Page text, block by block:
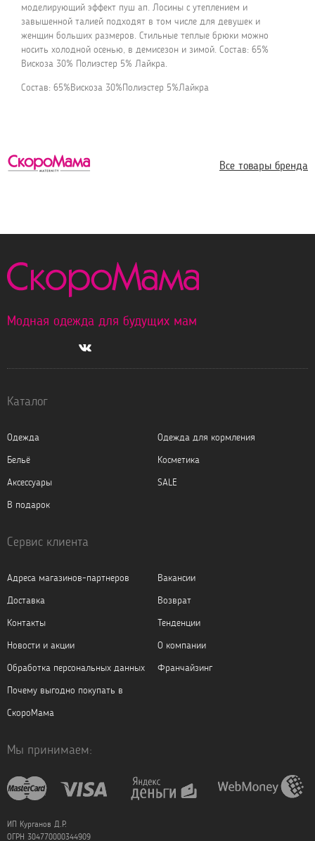
моделирующий эффект пуш ап. Лосины с утеплением и
завышенной талией подходят в том числе для девушек и
женщин больших размеров. Стильные теплые брюки можно
носить холодной осенью, в демисезон и зимой. Состав: 65%
Вискоза 30% Полиэстер 5% Лайкра.
Состав: 65%Вискоза 30%Полиэстер 5%Лайкра
Все товары бренда
Модная одежда для будущих мам
Каталог
Одежда
Одежда для кормления
Бельё
Косметика
Аксессуары
SALE
В подарок
Сервис клиента
Адреса магазинов-партнеров
Вакансии
Доставка
Возврат
Контакты
Тенденции
Новости и акции
О компании
Обработка персональных данных
Франчайзинг
Почему выгодно покупать в
СкороМама
Мы принимаем:
ИП Курганов Д.Р.
ОГРН 304770000344909